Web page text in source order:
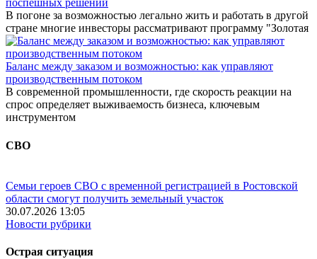
поспешных решений
В погоне за возможностью легально жить и работать в другой
стране многие инвесторы рассматривают программу "Золотая
Баланс между заказом и возможностью: как управляют
производственным потоком
В современной промышленности, где скорость реакции на
спрос определяет выживаемость бизнеса, ключевым
инструментом
СВО
Семьи героев СВО с временной регистрацией в Ростовской
области смогут получить земельный участок
30.07.2026 13:05
Новости рубрики
Острая ситуация